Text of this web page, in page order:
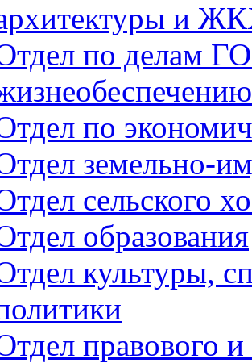
и
по делам
по
земельно-
сельского
образования
культуры,
правового